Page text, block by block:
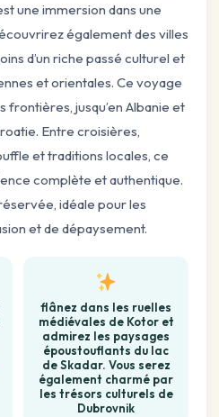
une immersion dans une
également des villes
d’un riche passé culturel et
et orientales. Ce voyage
frontières, jusqu’en Albanie et
Entre croisières,
et traditions locales, ce
complète et authentique.
idéale pour les
et de dépaysement.
flânez dans les ruelles
médiévales de Kotor et
admirez les paysages
époustouflants du lac
de Skadar. Vous serez
également charmé par
les trésors culturels de
Dubrovnik